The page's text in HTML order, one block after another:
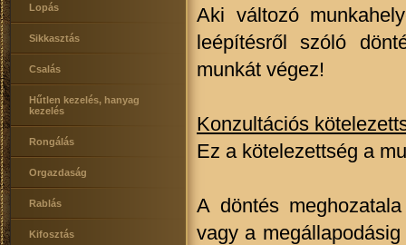
Lopás
Sikkasztás
Csalás
Hűtlen kezelés, hanyag
kezelés
Rongálás
Orgazdaság
Rablás
Kifosztás
Aki változó
leépítésről szóló
munkát végez!
Konzultációs
Ez a kötelezettség a
A döntés
vagy a